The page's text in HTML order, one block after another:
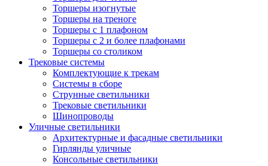
Торшеры изогнутые
Торшеры на треноге
Торшеры с 1 плафоном
Торшеры с 2 и более плафонами
Торшеры со столиком
Трековые системы
Комплектующие к трекам
Системы в сборе
Струнные светильники
Трековые светильники
Шинопроводы
Уличные светильники
Архитектурные и фасадные светильники
Гирлянды уличные
Консольные светильники